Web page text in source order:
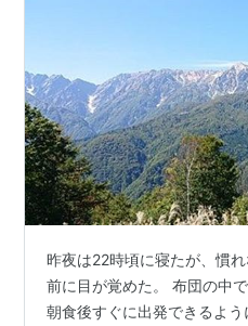
昨夜は22時頃に寝たが、慣
前に目が覚めた。 布団の中
朝食後すぐに出発できるよ